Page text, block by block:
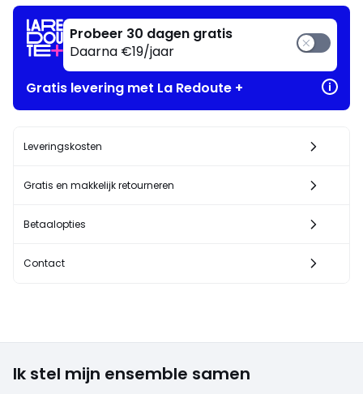
Probeer 30 dagen gratis
Daarna €19/jaar
Gratis levering met La Redoute +
Leveringskosten
Gratis en makkelijk retourneren
Betaalopties
Contact
Ik stel mijn ensemble samen